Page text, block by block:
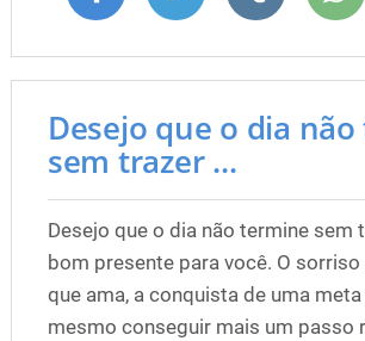
Desejo que o dia
sem trazer ...
Desejo que o dia não termine sem
bom presente para você. O sorriso
que ama, a conquista de uma
mesmo conseguir mais um passo